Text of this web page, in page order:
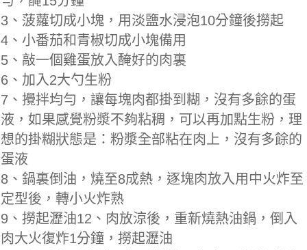
3、菠蘿切成小塊，用淡鹽水浸泡10分鐘後撈起
4、小番茄和青椒切成小塊備用
5、敲一個雞蛋放入醃好的肉裏
6、加入2大勺生粉
7、攪拌均勻，讓每塊肉都掛到糊，沒有多餘的蛋
液，如果感覺粉漿不夠粘稠，可以再加點生粉，理
想的掛糊狀態是：粉漿全部粘在肉上，沒有多餘的
蛋液
8、鍋裏倒油，燒至8成熱，逐塊肉放入用中火炸至
定型後，轉小火炸熟
9、撈起瀝油12、肉放涼後，重新燒熱油鍋，倒入
肉大火復炸1分鐘，撈起瀝油